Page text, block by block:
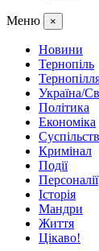
Меню ×
Новини
Тернопіль
Україна/
Політика
Економіка
Кримінал
Події
Персоналії
Історія
Мандри
Життя
Цікаво!